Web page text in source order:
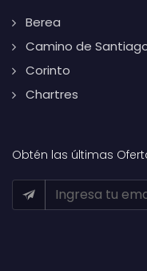
Berea
Camino de
Corinto
Chartres
Obtén las últimas